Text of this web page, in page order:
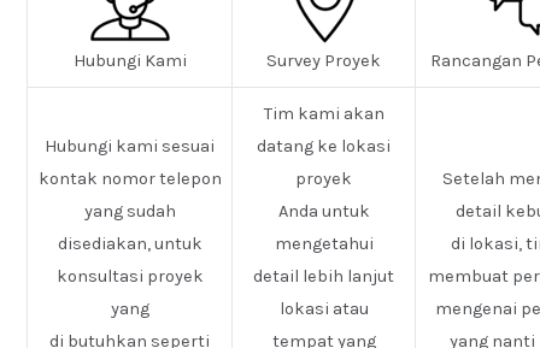
Hubungi Kami Survey Proyek Rancangan
Hubungi kami sesuai
kontak nomor telepon
yang sudah
disediakan, untuk
konsultasi proyek
yang
di butuhkan seperti
Tim kami akan
datang ke lokasi
proyek
Anda untuk
mengetahui
detail lebih lanjut
lokasi atau
tempat yang
Setelah
detail
di lokasi,
membuat
mengenai
yang nanti